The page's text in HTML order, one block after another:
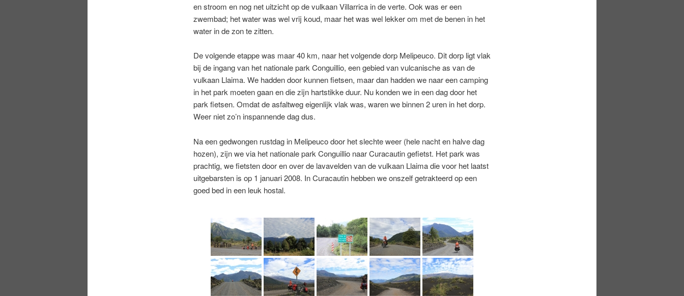
en stroom en nog net uitzicht op de vulkaan Villarrica in de verte. Ook was er een
zwembad; het water was wel vrij koud, maar het was wel lekker om met de benen in het
water in de zon te zitten.
De volgende etappe was maar 40 km, naar het volgende dorp Melipeuco. Dit dorp ligt vlak
bij de ingang van het nationale park Conguillio, een gebied van vulcanische as van de
vulkaan Llaima. We hadden door kunnen fietsen, maar dan hadden we naar een camping
in het park moeten gaan en die zijn hartstikke duur. Nu konden we in een dag door het
park fietsen. Omdat de asfaltweg eigenlijk vlak was, waren we binnen 2 uren in het dorp.
Weer niet zo’n inspannende dag dus.
Na een gedwongen rustdag in Melipeuco door het slechte weer (hele nacht en halve dag
hozen), zijn we via het nationale park Conguillio naar Curacautin gefietst. Het park was
prachtig, we fietsten door en over de lavavelden van de vulkaan Llaima die voor het laatst
uitgebarsten is op 1 januari 2008. In Curacautin hebben we onszelf getrakteerd op een
goed bed in een leuk hostal.